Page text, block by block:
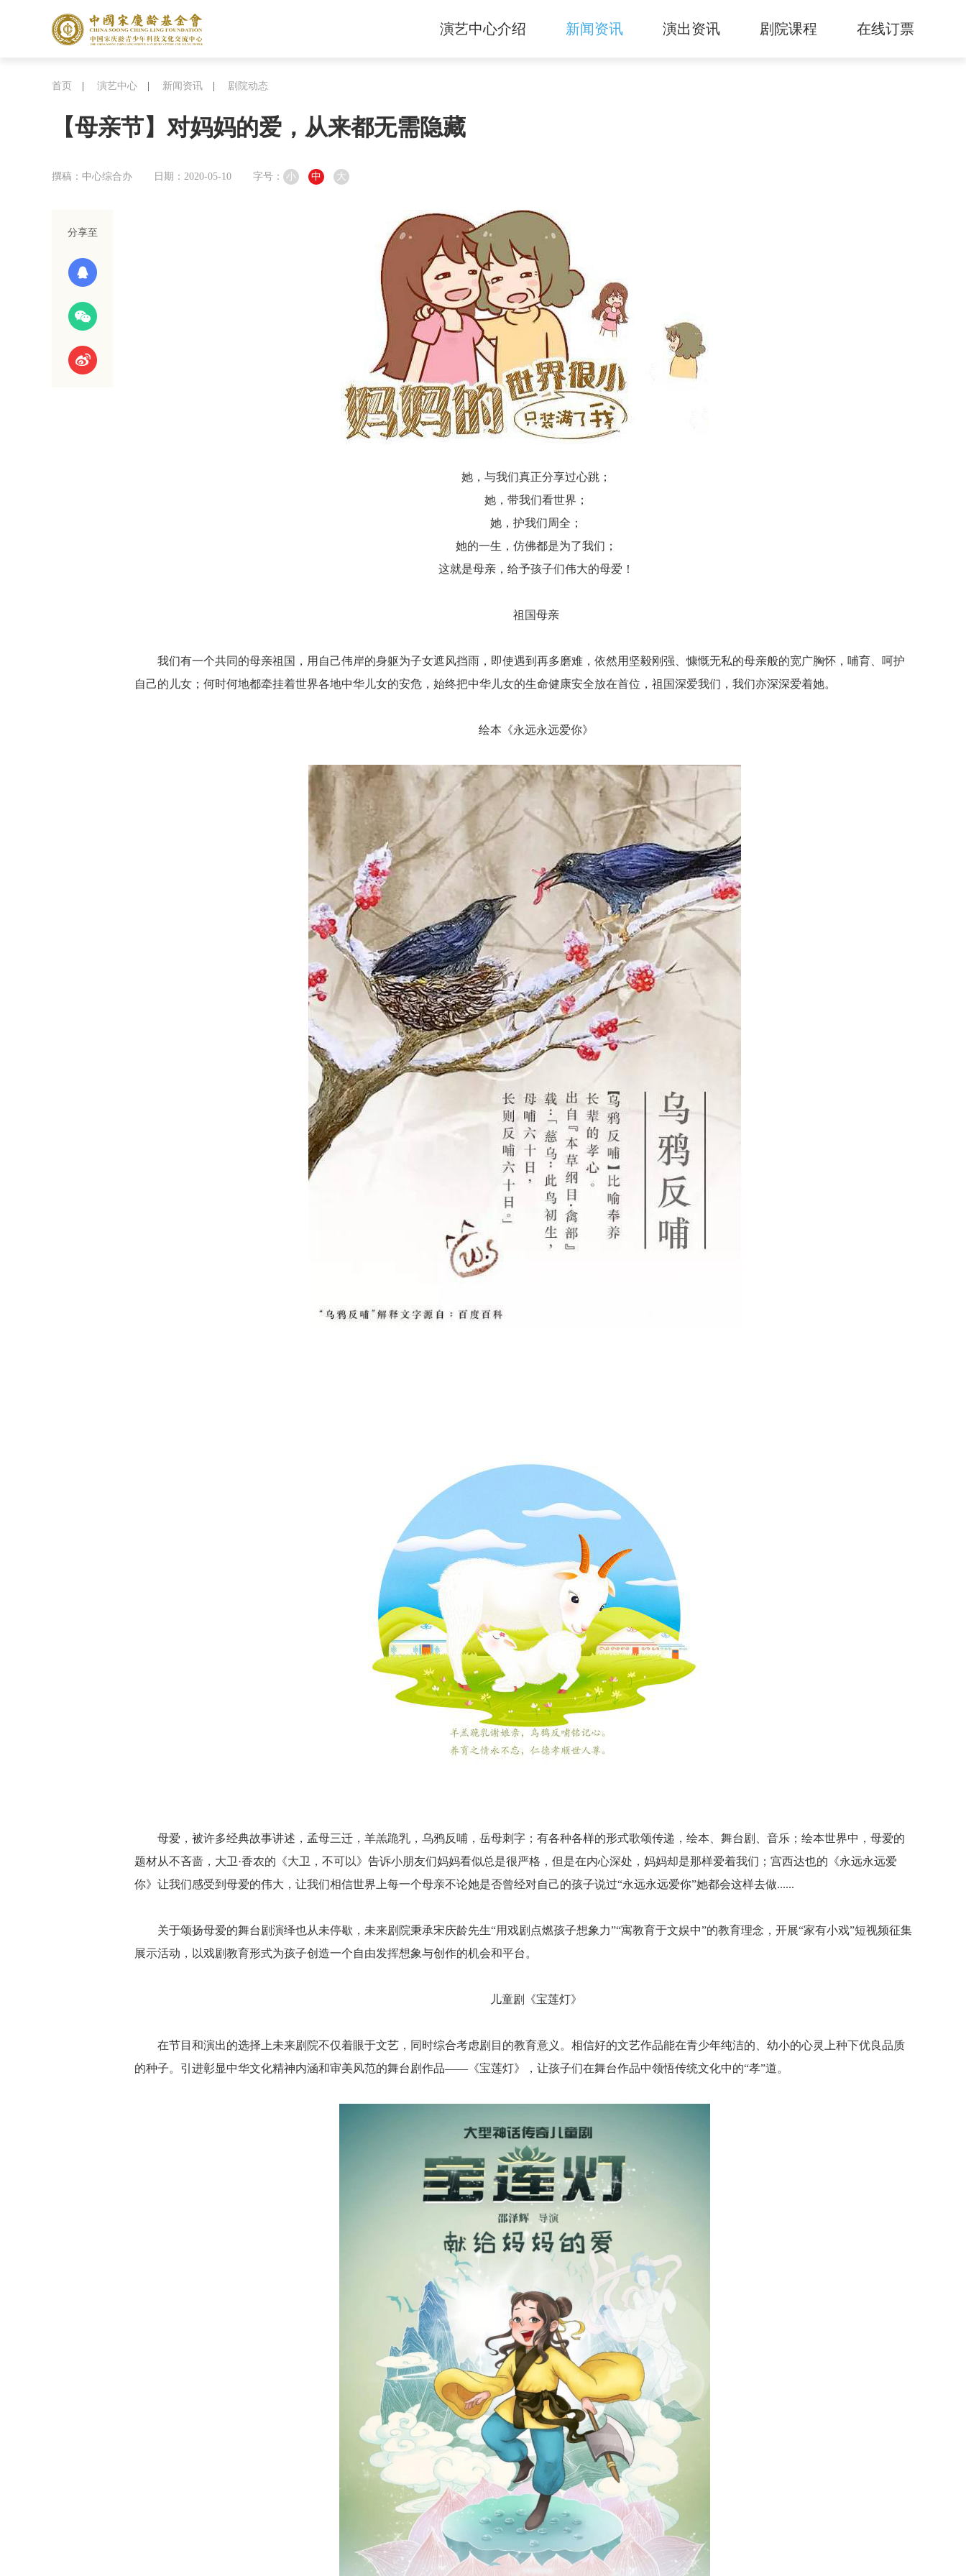
演艺中心介绍 新闻资讯 演出资讯 剧院课程 在线订票
首页 演艺中心 新闻资讯 剧院动态
【母亲节】对妈妈的爱，从来都无需隐藏
撰稿：中心综合办 日期：2020-05-10 字号： 小 中 大
她，与我们真正分享过心跳；
她，带我们看世界；
她，护我们周全；
她的一生，仿佛都是为了我们；
这就是母亲，给予孩子们伟大的母爱！
祖国母亲
我们有一个共同的母亲祖国，用自己伟岸的身躯为子女遮风挡雨，即使遇到再多磨难，依然用坚毅刚强、慷慨无私的母亲般的宽广胸怀，哺育、呵护
自己的儿女；何时何地都牵挂着世界各地中华儿女的安危，始终把中华儿女的生命健康安全放在首位，祖国深爱我们，我们亦深深爱着她。
绘本《永远永远爱你》
母爱，被许多经典故事讲述，孟母三迁，羊羔跪乳，乌鸦反哺，岳母刺字；有各种各样的形式歌颂传递，绘本、舞台剧、音乐；绘本世界中，母爱的
题材从不吝啬，大卫·香农的《大卫，不可以》告诉小朋友们妈妈看似总是很严格，但是在内心深处，妈妈却是那样爱着我们；宫西达也的《永远永远爱
你》让我们感受到母爱的伟大，让我们相信世界上每一个母亲不论她是否曾经对自己的孩子说过“永远永远爱你”她都会这样去做......
关于颂扬母爱的舞台剧演绎也从未停歇，未来剧院秉承宋庆龄先生“用戏剧点燃孩子想象力”“寓教育于文娱中”的教育理念，开展“家有小戏”短视频征集
展示活动，以戏剧教育形式为孩子创造一个自由发挥想象与创作的机会和平台。
儿童剧《宝莲灯》
在节目和演出的选择上未来剧院不仅着眼于文艺，同时综合考虑剧目的教育意义。相信好的文艺作品能在青少年纯洁的、幼小的心灵上种下优良品质
的种子。引进彰显中华文化精神内涵和审美风范的舞台剧作品——《宝莲灯》，让孩子们在舞台作品中领悟传统文化中的“孝”道。
分享至